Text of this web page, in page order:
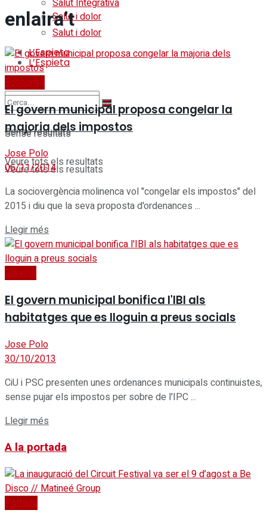
Salut i dolor
L’Espieta
Sense resultats
Veure tots els resultats
Salut Integrativa
Salut i dolor
L’Espieta
Sense resultats
Veure tots els resultats
enlaira’t
Economia
El govern municipal proposa congelar la
majoria dels impostos
Jose Polo
06/11/2014
La sociovergència molinenca vol "congelar els impostos" del
2015 i diu que la seva proposta d'ordenances ...
Llegir més
General
El govern municipal bonifica l'IBI als
habitatges que es lloguin a preus socials
Jose Polo
30/10/2013
CiU i PSC presenten unes ordenances municipals continuistes,
sense pujar els impostos per sobre de l'IPC ...
Llegir més
A la portada
Portada